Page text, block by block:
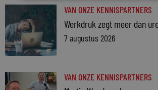
VAN ONZE KENNISPARTNERS
Werkdruk zegt meer dan
7 augustus 2026
VAN ONZE KENNISPARTNERS